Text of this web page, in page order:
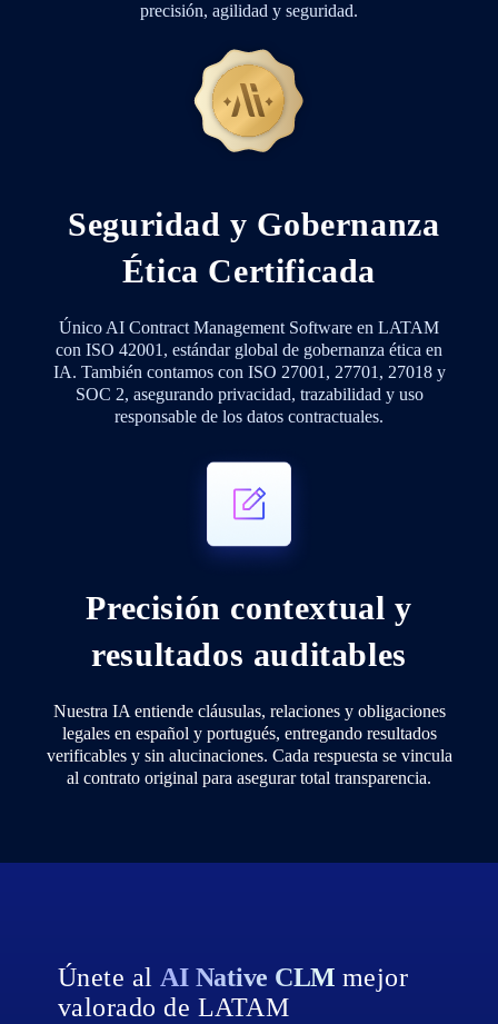
precisión, agilidad y seguridad.
Seguridad y Gobernanza
Ética Certificada
Único AI Contract Management Software en LATAM
con ISO 42001, estándar global de gobernanza ética en
IA. También contamos con ISO 27001, 27701, 27018 y
SOC 2, asegurando privacidad, trazabilidad y uso
responsable de los datos contractuales.
Precisión contextual y
resultados auditables
Nuestra IA entiende cláusulas, relaciones y obligaciones
legales en español y portugués, entregando resultados
verificables y sin alucinaciones. Cada respuesta se vincula
al contrato original para asegurar total transparencia.
Únete al AI Native CLM mejor
valorado de LATAM